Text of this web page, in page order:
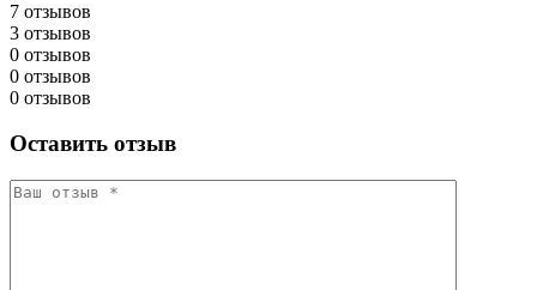
7 отзывов
3 отзывов
0 отзывов
0 отзывов
0 отзывов
Оставить отзыв